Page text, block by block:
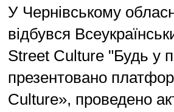
У Чернівському
відбувся
Street Culture "Будь у
презентовано
Culture», проведено